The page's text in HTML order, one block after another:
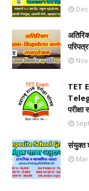
TET
परीक्षा
संयुक्त